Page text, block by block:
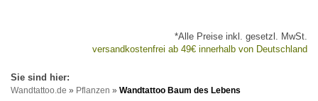
*Alle Preise inkl. gesetzl. MwSt.
versandkostenfrei ab 49€ innerhalb von Deutschland
Wandtattoo.de » Pflanzen » Wandtattoo Baum des Lebens